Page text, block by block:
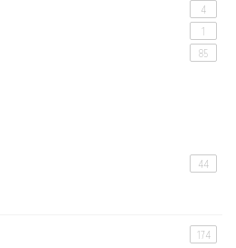
4
1
85
44
174